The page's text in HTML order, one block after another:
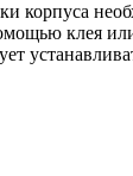
корпуса
клея